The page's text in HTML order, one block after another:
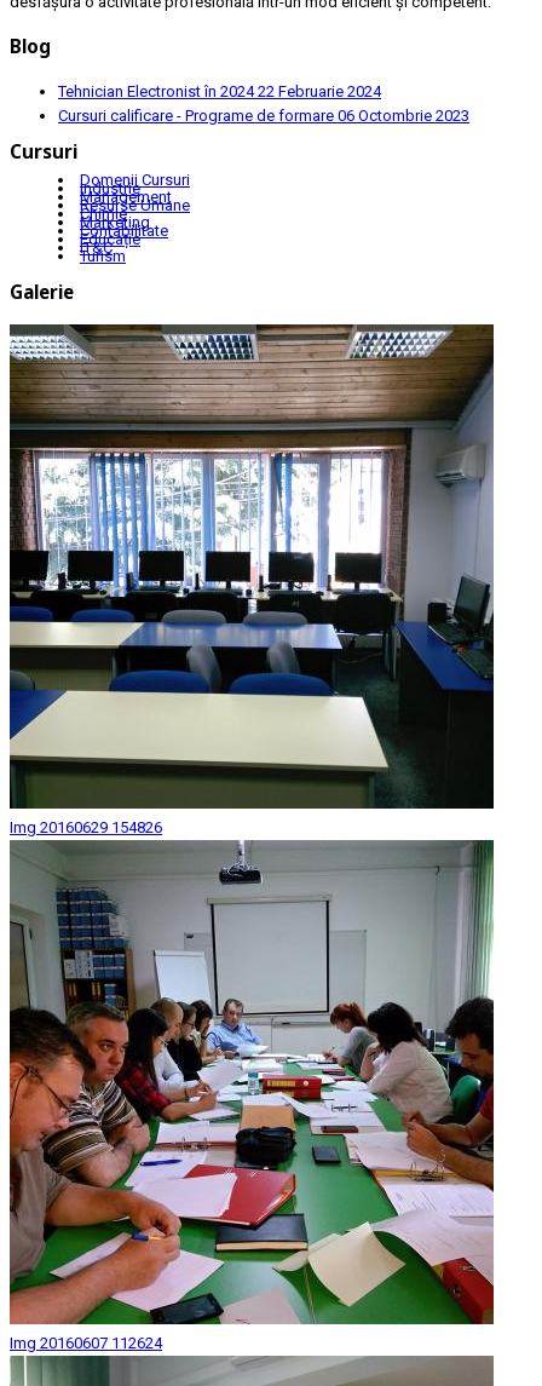
Blog
Tehnician Electronist în 202422 Februarie 2024
Cursuri calificare - Programe de formare 06 Octombrie 2023
Cursuri
Domenii Cursuri
Industrie
Management
Resurse Umane
Chimie
Marketing
Contabilitate
Educație
IT&C
Turism
Galerie
Img 20160629 154826
Img 20160607 112624